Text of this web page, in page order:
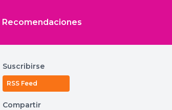
Recomendaciones
Suscribirse
RSS Feed
Compartir